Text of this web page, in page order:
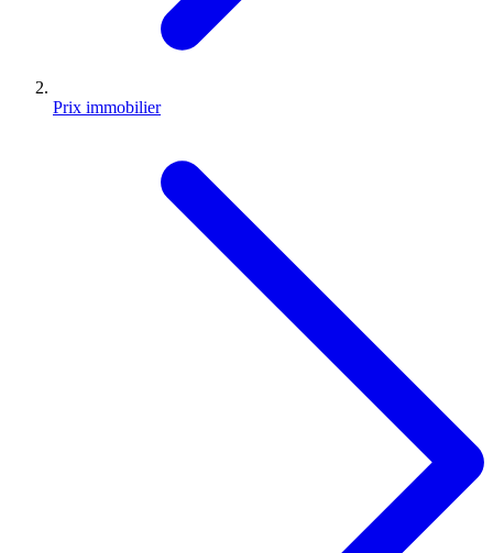
Prix immobilier